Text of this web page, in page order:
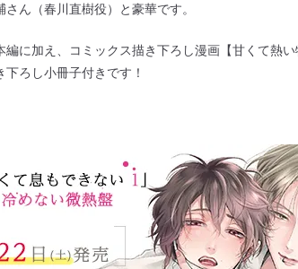
ん（春川直樹役）と豪華です。
編に加え、コミックス描き下ろし漫画【甘くて熱
ろし小冊子付きです！